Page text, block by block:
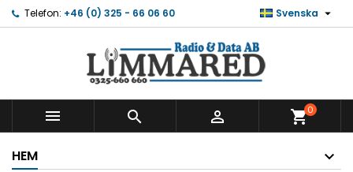
Telefon: +46 (0) 325 - 66 06 60 Svenska 
   shopping_cart0
HEM